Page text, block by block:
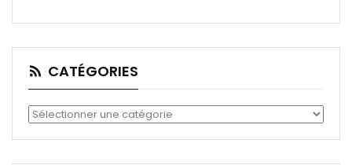
CATÉGORIES
Catégories